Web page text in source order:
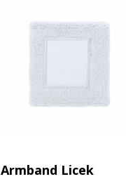
Armband Licek